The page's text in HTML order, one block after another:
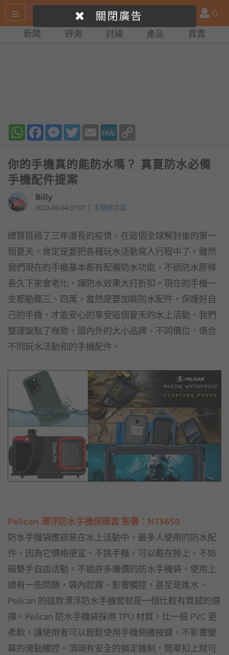
尋
產
品
比
會
員
0
新聞 評測 討論 產品 買賣
WhatsAppFacebookMessenger
TwitterEmail MeWe
你的手機真的能防水嗎？ 真夏防水必備
手機配件提案
Billy
2023-06-04 07:07 | 手機綜合區
總算挺過了三年漫長的疫情，在這個全球解封後的第一
個夏天，肯定是要把各種玩水活動寫入行程中了。雖然
我們現在的手機基本都有配備防水功能，不過防水膠條
長久下來會老化，讓防水效果大打折扣。現在的手機一
支都動輒三、四萬，當然是要加裝防水配件，保護好自
己的手機，才能安心的享受這個夏天的水上活動。我們
整理盤點了幾款，國內外的大小品牌、不同價位、適合
不同玩水活動和的手機配件。
Pelican 漂浮防水手機保護套 售價：NT$650
防水手機袋應該是在水上活動中，最多人使用的防水配
件，因為它價格便宜、不挑手機，可以戴在脖上，不妨
礙雙手自由活動。不過許多廉價的防水手機袋，使用上
總有一些問題，袋內起霧、影響觸控，甚至是進水。
Pelican 的這款漂浮防水手機套就是一個比較有質感的選
擇。Pelican 防水手機袋採用 TPU 材質，比一般 PVC 更
柔軟，讓使用者可以輕鬆使用手機側邊按鍵，不影響螢
幕的滑動觸控。頂端有安全的鎖定機制，簡單扣上就可
關閉廣告